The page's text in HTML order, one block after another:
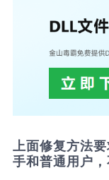
上面修复方法
手和普通用户，